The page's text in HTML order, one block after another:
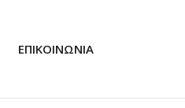
ΕΠΙΚΟΙΝΩΝΙΑ